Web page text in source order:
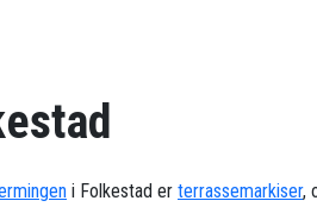
i Folkestad er terrassemarkiser,